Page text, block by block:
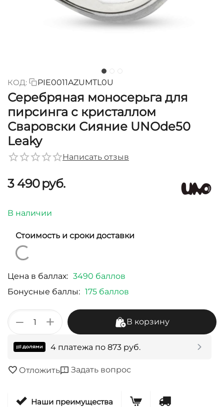
КОД: PIE0011AZUMTL0U
Серебряная моносерьга для
пирсинга с кристаллом
Сваровски Сияние UNOde50
Leaky
Написать отзыв
3 490руб.
В наличии
Стоимость и сроки доставки
Цена в баллах: 3490 баллов
Бонусные баллы: 175 баллов
+
− В корзину
4 платежа по 873 руб.
Отложить Задать вопрос
Наши преимущества